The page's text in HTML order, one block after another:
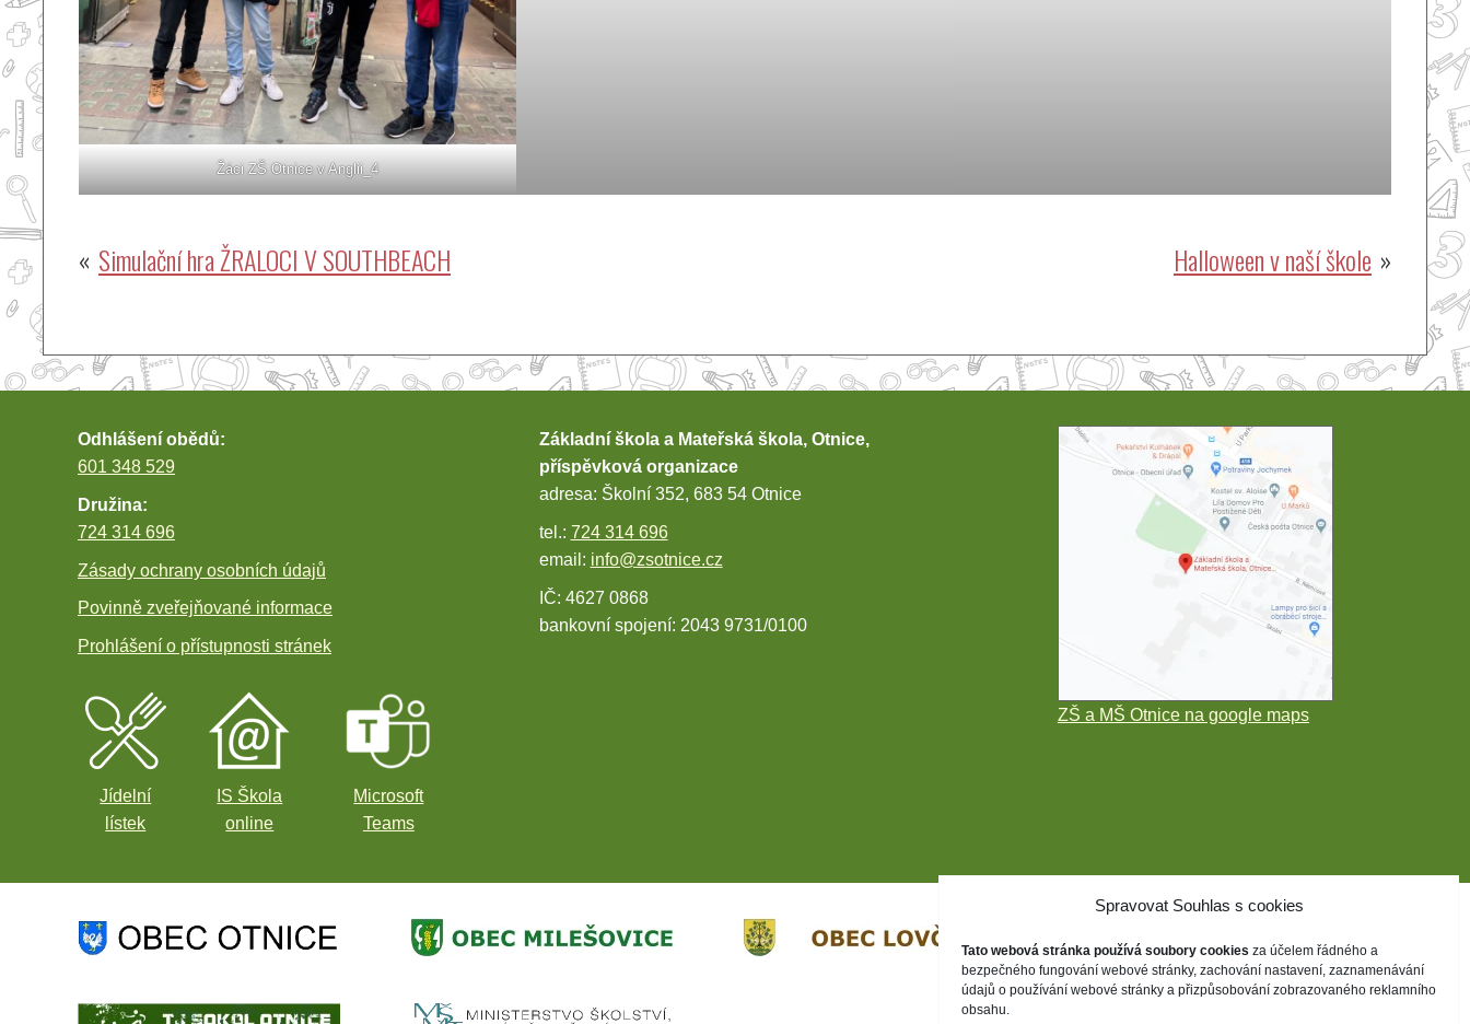
Spravovat Souhlas s cookies
Tato webová stránka používá soubory cookies za účelem řádného a
bezpečného fungování webové stránky, zachování nastavení, zaznamenávání
údajů o používání webové stránky a přizpůsobování zobrazovaného reklamního
obsahu.
Žáci ZŠ Otnice v Anglii_4
Navigace
příspěvek
Simulační hra ŽRALOCI V SOUTHBEACH Halloween v naší škole
Odhlášení obědů:
601 348 529
Družina:
724 314 696
Zásady ochrany osobních údajů
Povinně zveřejňované informace
Prohlášení o přístupnosti stránek
Jídelní
lístek
IS Škola
online
Microsoft
Teams
Základní škola a Mateřská škola, Otnice,
příspěvková organizace
adresa: Školní 352, 683 54 Otnice
tel.: 724 314 696
email: info@zsotnice.cz
IČ: 4627 0868
bankovní spojení: 2043 9731/0100
ZŠ a MŠ Otnice na google maps